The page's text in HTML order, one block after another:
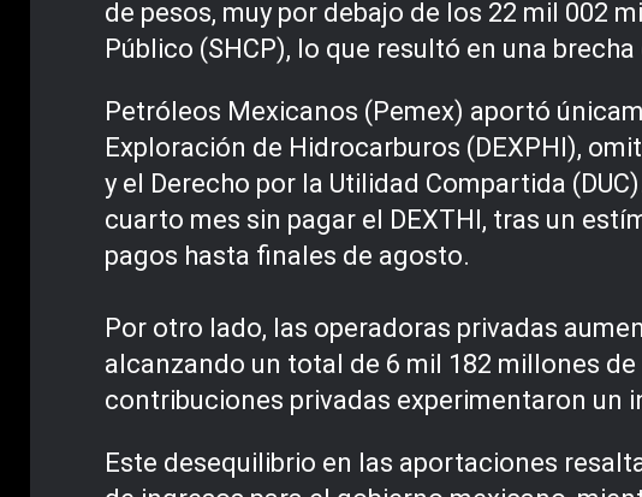
de pesos, muy por debajo de los 22 mil 002
Público (SHCP), lo que resultó en una
Petróleos Mexicanos (Pemex) aportó
Exploración de Hidrocarburos (DEXPHI),
y el Derecho por la Utilidad Compartida
cuarto mes sin pagar el DEXTHI, tras un
pagos hasta finales de agosto.
Por otro lado, las operadoras privadas
alcanzando un total de 6 mil 182 millones
contribuciones privadas experimentaron un
Este desequilibrio en las aportaciones